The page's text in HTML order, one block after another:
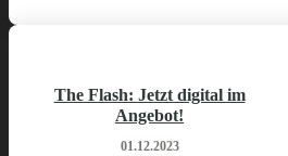
The Flash: Jetzt digital im
Angebot!
01.12.2023